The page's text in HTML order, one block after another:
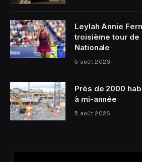
Leylah Annie
troisième tour de
Nationale
5 août 2026
Près de 2000
à mi-année
5 août 2026